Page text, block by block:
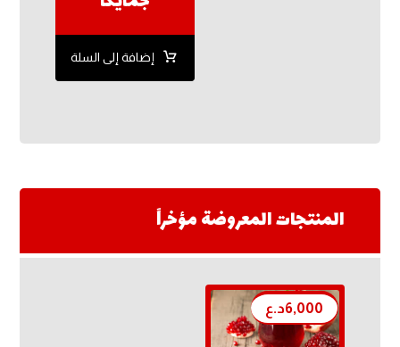
إضافة إلى السلة
المنتجات المعروضة مؤخراً
6,000د.ع